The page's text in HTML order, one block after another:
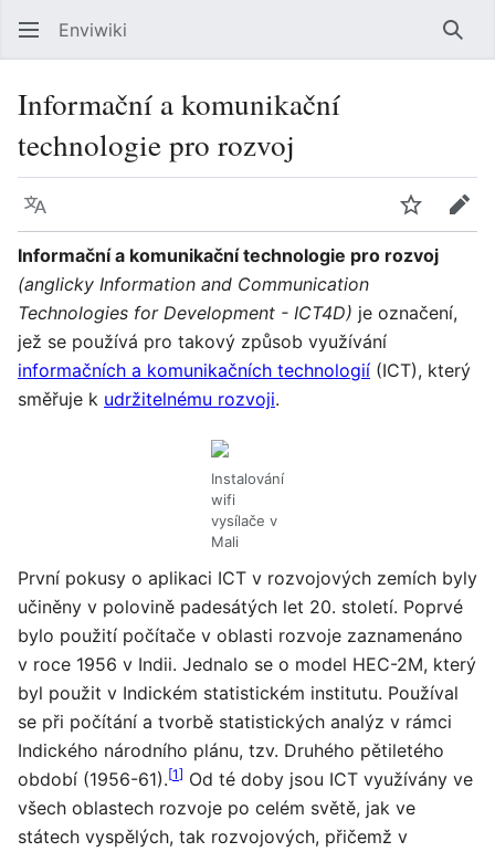
Enviwiki
Informační a komunikační
technologie pro rozvoj
Jazyk Sledovat
Informační a komunikační technologie pro rozvoj
(anglicky Information and Communication
Technologies for Development - ICT4D) je označení,
jež se používá pro takový způsob využívání
informačních a komunikačních technologií (ICT), který
směřuje k udržitelnému rozvoji.
Instalování
wifi
vysílače v
Mali
První pokusy o aplikaci ICT v rozvojových zemích byly
učiněny v polovině padesátých let 20. století. Poprvé
bylo použití počítače v oblasti rozvoje zaznamenáno
v roce 1956 v Indii. Jednalo se o model HEC-2M, který
byl použit v Indickém statistickém institutu. Používal
se při počítání a tvorbě statistických analýz v rámci
Indického národního plánu, tzv. Druhého pětiletého
období (1956-61).[1] Od té doby jsou ICT využívány ve
všech oblastech rozvoje po celém světě, jak ve
státech vyspělých, tak rozvojových, přičemž v